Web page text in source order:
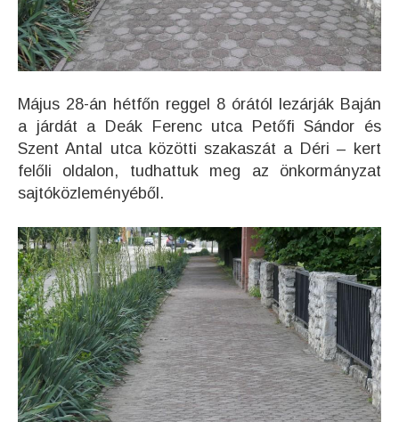
Május 28-án hétfőn reggel 8 órától lezárják Baján
a járdát a Deák Ferenc utca Petőfi Sándor és
Szent Antal utca közötti szakaszát a Déri – kert
felőli oldalon, tudhattuk meg az önkormányzat
sajtóközleményéből.